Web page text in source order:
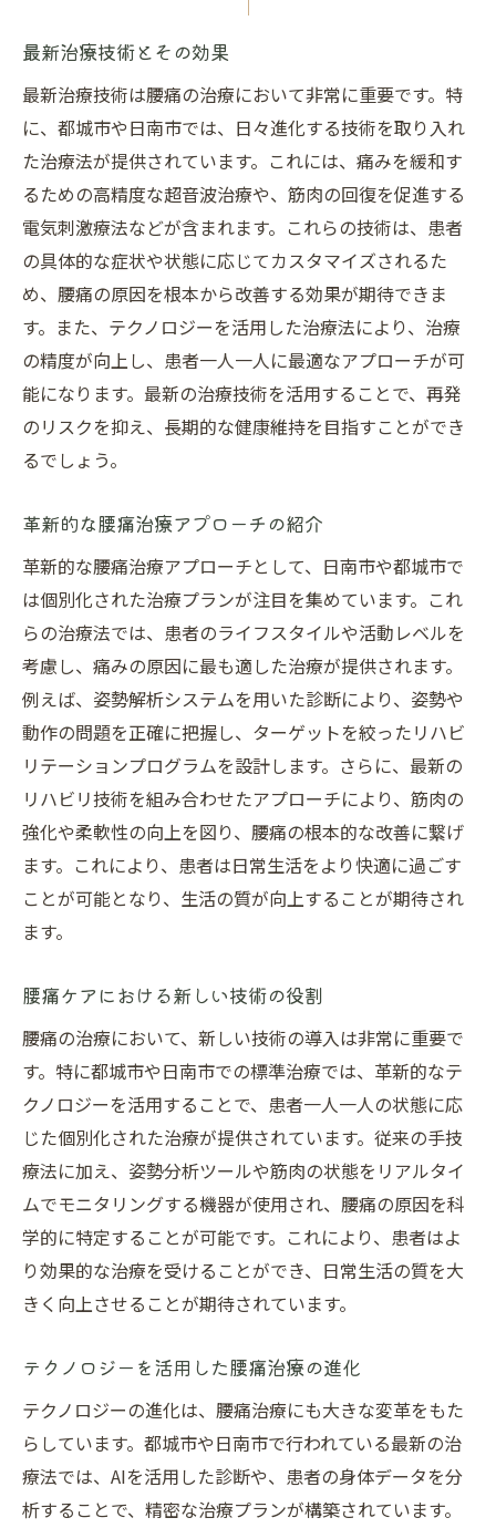
最新治療技術とその効果
最新治療技術は腰痛の治療において非常に重要です。特
に、都城市や日南市では、日々進化する技術を取り入れ
た治療法が提供されています。これには、痛みを緩和す
るための高精度な超音波治療や、筋肉の回復を促進する
電気刺激療法などが含まれます。これらの技術は、患者
の具体的な症状や状態に応じてカスタマイズされるた
め、腰痛の原因を根本から改善する効果が期待できま
す。また、テクノロジーを活用した治療法により、治療
の精度が向上し、患者一人一人に最適なアプローチが可
能になります。最新の治療技術を活用することで、再発
のリスクを抑え、長期的な健康維持を目指すことができ
るでしょう。
革新的な腰痛治療アプローチの紹介
革新的な腰痛治療アプローチとして、日南市や都城市で
は個別化された治療プランが注目を集めています。これ
らの治療法では、患者のライフスタイルや活動レベルを
考慮し、痛みの原因に最も適した治療が提供されます。
例えば、姿勢解析システムを用いた診断により、姿勢や
動作の問題を正確に把握し、ターゲットを絞ったリハビ
リテーションプログラムを設計します。さらに、最新の
リハビリ技術を組み合わせたアプローチにより、筋肉の
強化や柔軟性の向上を図り、腰痛の根本的な改善に繋げ
ます。これにより、患者は日常生活をより快適に過ごす
ことが可能となり、生活の質が向上することが期待され
ます。
腰痛ケアにおける新しい技術の役割
腰痛の治療において、新しい技術の導入は非常に重要で
す。特に都城市や日南市での標準治療では、革新的なテ
クノロジーを活用することで、患者一人一人の状態に応
じた個別化された治療が提供されています。従来の手技
療法に加え、姿勢分析ツールや筋肉の状態をリアルタイ
ムでモニタリングする機器が使用され、腰痛の原因を科
学的に特定することが可能です。これにより、患者はよ
り効果的な治療を受けることができ、日常生活の質を大
きく向上させることが期待されています。
テクノロジーを活用した腰痛治療の進化
テクノロジーの進化は、腰痛治療にも大きな変革をもた
らしています。都城市や日南市で行われている最新の治
療法では、AIを活用した診断や、患者の身体データを分
析することで、精密な治療プランが構築されています。